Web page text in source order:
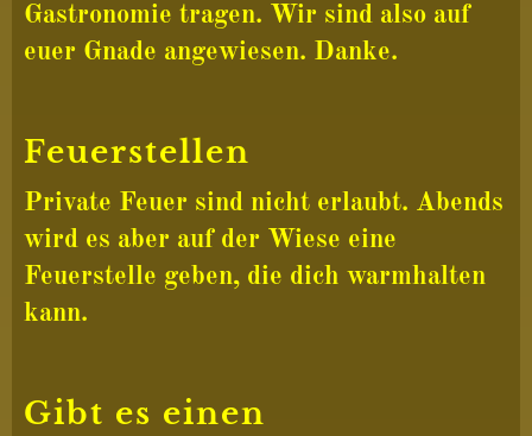
Gastronomie tragen. Wir sind also auf
euer Gnade angewiesen. Danke.
Feuerstellen
Private Feuer sind nicht erlaubt. Abends
wird es aber auf der Wiese eine
Feuerstelle geben, die dich warmhalten
kann.
Gibt es einen